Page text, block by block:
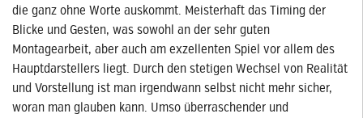
die ganz ohne Worte auskommt. Meisterhaft das Timing der
Blicke und Gesten, was sowohl an der sehr guten
Montagearbeit, aber auch am exzellenten Spiel vor allem des
Hauptdarstellers liegt. Durch den stetigen Wechsel von Realität
und Vorstellung ist man irgendwann selbst nicht mehr sicher,
woran man glauben kann. Umso überraschender und